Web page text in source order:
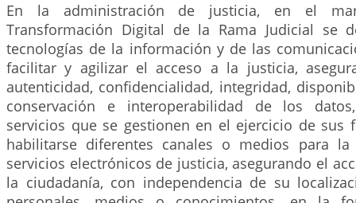
En la administración de justicia, en el
Transformación Digital de la Rama Judicial se
tecnologías de la información y de las
facilitar y agilizar el acceso a la justicia,
autenticidad, confidencialidad, integridad,
conservación e interoperabilidad de los
servicios que se gestionen en el ejercicio de sus
habilitarse diferentes canales o medios para
servicios electrónicos de justicia, asegurando el
la ciudadanía, con independencia de su